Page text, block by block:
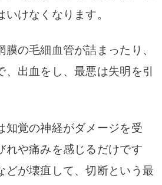
けなくなります。
の毛細血管が詰まったり、
出血をし、最悪は失明を引
知覚の神経がダメージを受
れや痛みを感じるだけです
どが壊疽して、切断という最